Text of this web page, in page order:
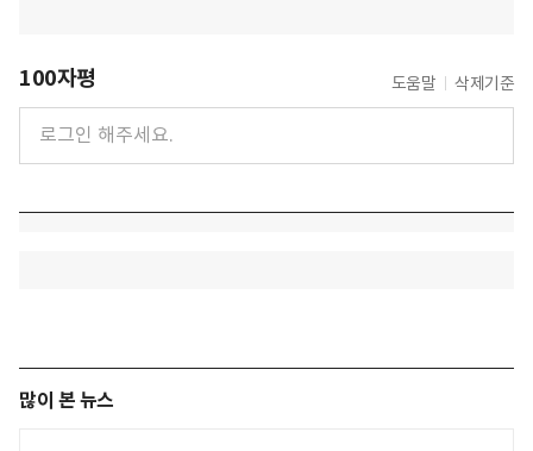
100자평 도움말 삭제기준
많이 본 뉴스